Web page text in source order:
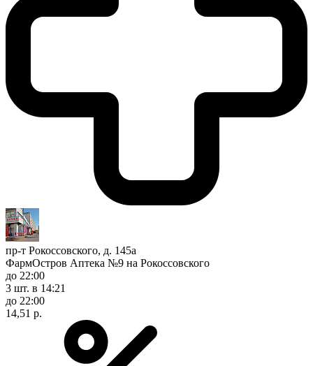
пр-т Рокоссовского, д. 145а
ФармОстров Аптека №9 на Рокоссовского
до 22:00
3 шт. в 14:21
до 22:00
14,51 р.